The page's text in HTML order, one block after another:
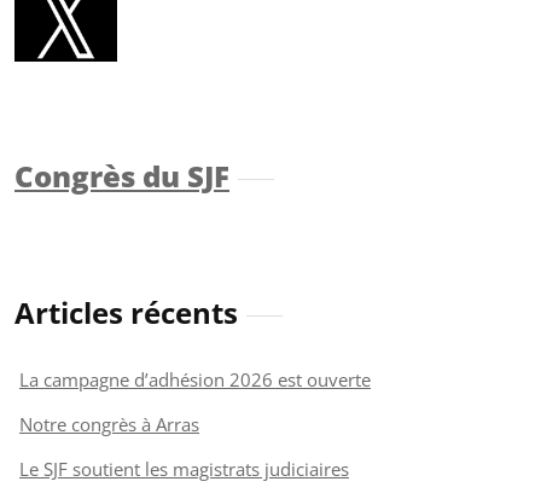
Congrès du SJF
Articles récents
La campagne d’adhésion 2026 est ouverte
Notre congrès à Arras
Le SJF soutient les magistrats judiciaires